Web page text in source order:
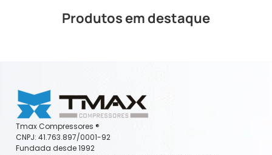
Produtos em destaque
Tmax Compressores ®️
CNPJ: 41.763.897/0001-92
Fundada desde 1992